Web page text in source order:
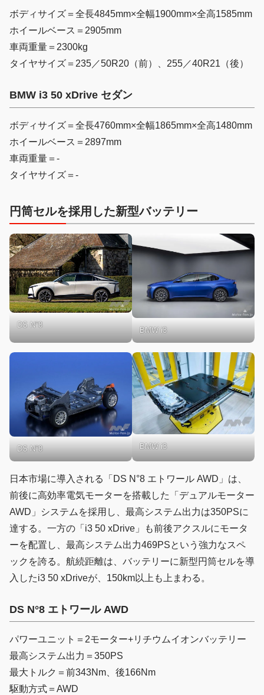
ボディサイズ＝全長4845mm×全幅1900mm×全高1585mm
ホイールベース＝2905mm
車両重量＝2300kg
タイヤサイズ＝235／50R20（前）、255／40R21（後）
BMW i3 50 xDrive セダン
ボディサイズ＝全長4760mm×全幅1865mm×全高1480mm
ホイールベース＝2897mm
車両重量＝-
タイヤサイズ＝-
円筒セルを採用した新型バッテリー
DS N°8
BMW i3
DS N°8 BMW i3
日本市場に導入される「DS N°8 エトワール AWD」は、
前後に高効率電気モーターを搭載した「デュアルモーター
AWD」システムを採用し、最高システム出力は350PSに
達する。一方の「i3 50 xDrive」も前後アクスルにモータ
ーを配置し、最高システム出力469PSという強力なスペ
ックを誇る。航続距離は、バッテリーに新型円筒セルを導
入したi3 50 xDriveが、150km以上も上まわる。
DS N°8 エトワール AWD
パワーユニット＝2モーター+リチウムイオンバッテリー
最高システム出力＝350PS
最大トルク＝前343Nm、後166Nm
駆動方式＝AWD